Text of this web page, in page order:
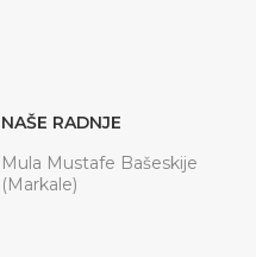
NAŠE RADNJE
Mula Mustafe Bašeskije
(Markale)